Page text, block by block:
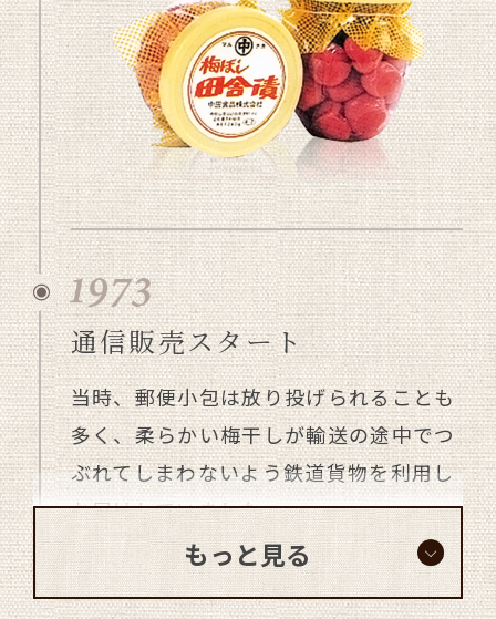
もっと見る
通信販売スタート
当時、郵便小包は放り投げられることも
多く、柔らかい梅干しが輸送の途中でつ
ぶれてしまわないよう鉄道貨物を利用し
お届けしていました。